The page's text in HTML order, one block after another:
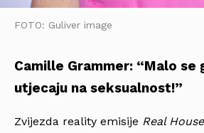
FOTO: Guliver image
Camille Grammer: “Malo se
utjecaju na seksualnost!”
Zvijezda reality emisije Real